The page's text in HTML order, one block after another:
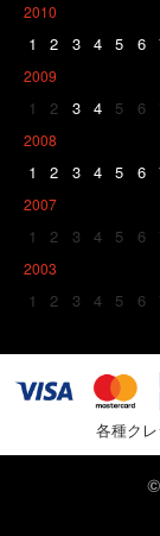
2010
1 2 3 4 5 6
2009
1 2 3 4 5 6
2008
1 2 3 4 5 6
2007
1 2 3 4 5 6
2003
1 2 3 4 5 6
各種ク